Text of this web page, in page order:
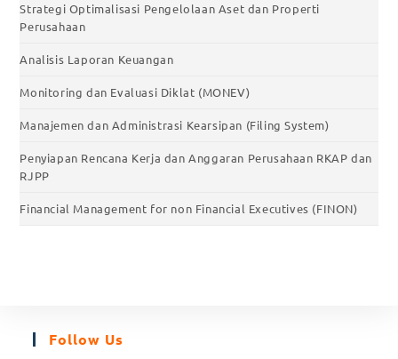
Strategi Optimalisasi Pengelolaan Aset dan Properti
Perusahaan
Analisis Laporan Keuangan
Monitoring dan Evaluasi Diklat (MONEV)
Manajemen dan Administrasi Kearsipan (Filing System)
Penyiapan Rencana Kerja dan Anggaran Perusahaan RKAP dan
RJPP
Financial Management for non Financial Executives (FINON)
Follow Us